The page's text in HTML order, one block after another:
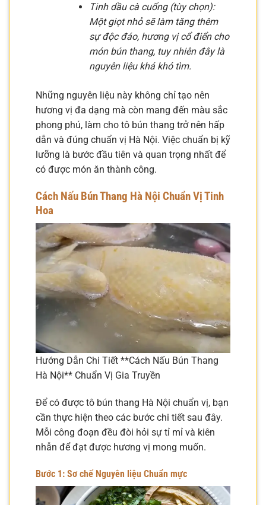
Tinh dầu cà cuống (tùy chọn):
Một giọt nhỏ sẽ làm tăng thêm
sự độc đáo, hương vị cổ điển cho
món bún thang, tuy nhiên đây là
nguyên liệu khá khó tìm.
Những nguyên liệu này không chỉ tạo nên
hương vị đa dạng mà còn mang đến màu sắc
phong phú, làm cho tô bún thang trở nên hấp
dẫn và đúng chuẩn vị Hà Nội. Việc chuẩn bị kỹ
lưỡng là bước đầu tiên và quan trọng nhất để
có được món ăn thành công.
Cách Nấu Bún Thang Hà Nội Chuẩn Vị Tinh
Hoa
Hướng Dẫn Chi Tiết **Cách Nấu Bún Thang
Hà Nội** Chuẩn Vị Gia Truyền
Để có được tô bún thang Hà Nội chuẩn vị, bạn
cần thực hiện theo các bước chi tiết sau đây.
Mỗi công đoạn đều đòi hỏi sự tỉ mỉ và kiên
nhẫn để đạt được hương vị mong muốn.
Bước 1: Sơ chế Nguyên liệu Chuẩn mực